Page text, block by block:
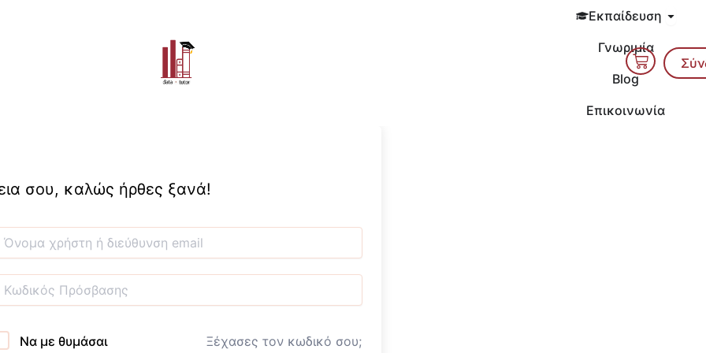
Εκπαίδευση Open
Γνωριμία
Blog
Επικοινωνία
Cart
σου, καλώς ήρθες ξανά!
Να με θυμάσαι Ξέχασες τον κωδικό σου;